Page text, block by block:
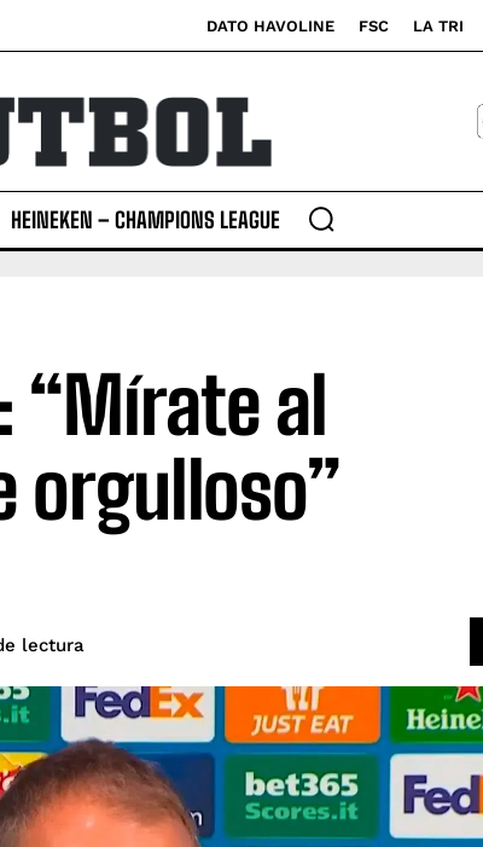
DATO HAVOLINE FSC LA TRI
HEINEKEN – CHAMPIONS LEAGUE
“Mírate al
orgulloso”
lectura